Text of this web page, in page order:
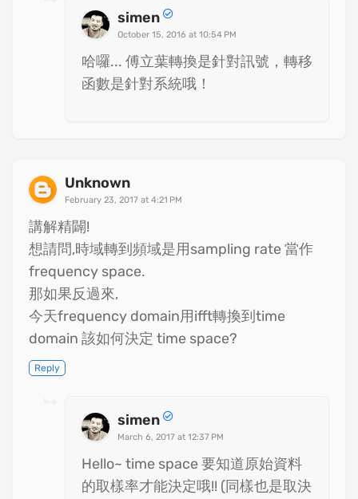
simen
October 15, 2016 at 10:54 PM
哈囉... 傅立葉轉換是針對訊號，轉移
函數是針對系統哦！
Unknown
February 23, 2017 at 4:21 PM
講解精闢!
想請問,時域轉到頻域是用sampling rate 當作
frequency space.
那如果反過來,
今天frequency domain用ifft轉換到time
domain 該如何決定 time space?
Reply
simen
March 6, 2017 at 12:37 PM
Hello~ time space 要知道原始資料
的取樣率才能決定哦!! (同樣也是取決